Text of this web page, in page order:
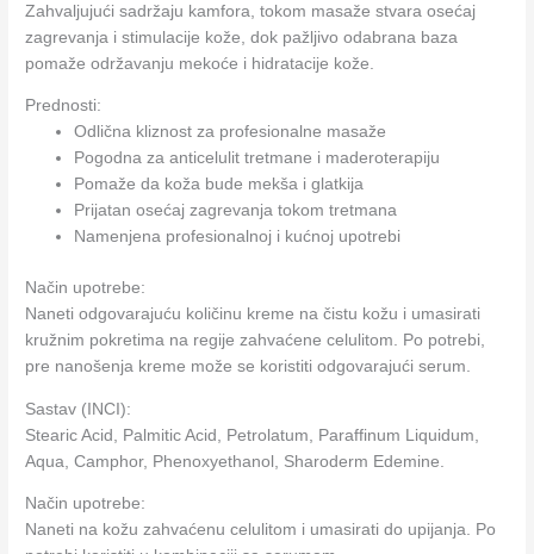
Zahvaljujući sadržaju kamfora, tokom masaže stvara osećaj
zagrevanja i stimulacije kože, dok pažljivo odabrana baza
pomaže održavanju mekoće i hidratacije kože.
Prednosti:
Odlična kliznost za profesionalne masaže
Pogodna za anticelulit tretmane i maderoterapiju
Pomaže da koža bude mekša i glatkija
Prijatan osećaj zagrevanja tokom tretmana
Namenjena profesionalnoj i kućnoj upotrebi
Način upotrebe:
Naneti odgovarajuću količinu kreme na čistu kožu i umasirati
kružnim pokretima na regije zahvaćene celulitom. Po potrebi,
pre nanošenja kreme može se koristiti odgovarajući serum.
Sastav (INCI):
Stearic Acid, Palmitic Acid, Petrolatum, Paraffinum Liquidum,
Aqua, Camphor, Phenoxyethanol, Sharoderm Edemine.
Način upotrebe:
Naneti na kožu zahvaćenu celulitom i umasirati do upijanja. Po